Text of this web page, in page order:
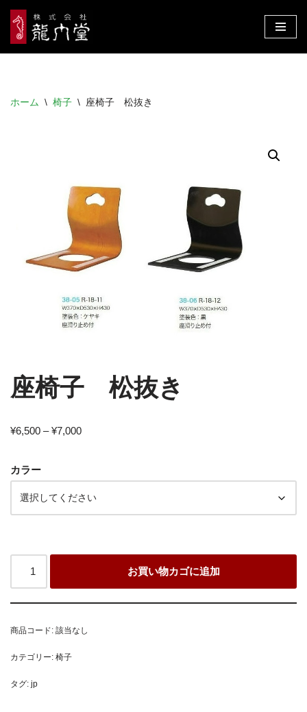
コ
ン
ツ
ホーム \ 椅子 \ 座椅子 松抜き
座椅子 松抜き
¥6,500 –¥7,000
カラー
お買い物カゴに追加
商品コード: 該当なし
カテゴリー: 椅子
タグ: jp